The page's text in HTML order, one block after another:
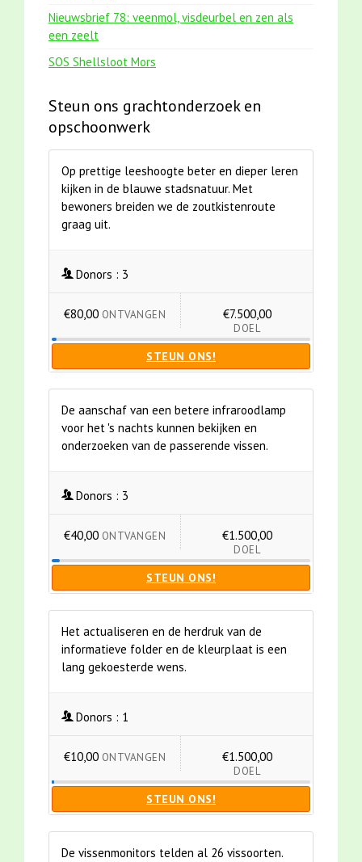
Nieuwsbrief 78: veenmol, visdeurbel en zen als
een zeelt
SOS Shellsloot Mors
Steun ons grachtonderzoek en
opschoonwerk
Op prettige leeshoogte beter en dieper leren
kijken in de blauwe stadsnatuur. Met
bewoners breiden we de zoutkistenroute
graag uit.
Donors : 3
€80,00 ONTVANGEN €7.500,00
DOEL
STEUN ONS!
De aanschaf van een betere infraroodlamp
voor het 's nachts kunnen bekijken en
onderzoeken van de passerende vissen.
Donors : 3
€40,00 ONTVANGEN €1.500,00
DOEL
STEUN ONS!
Het actualiseren en de herdruk van de
informatieve folder en de kleurplaat is een
lang gekoesterde wens.
Donors : 1
€10,00 ONTVANGEN €1.500,00
DOEL
STEUN ONS!
De vissenmonitors telden al 26 vissoorten.